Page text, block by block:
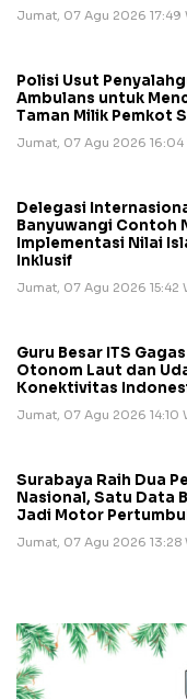
Jumat, 07 Agu 2026 17:49
Polisi Usut
Ambulans untuk
Taman Milik Pemkot
Jumat, 07 Agu 2026 16:04
Delegasi
Banyuwangi Contoh
Implementasi Nilai
Inklusif
Jumat, 07 Agu 2026 15:42
Guru Besar ITS
Otonom Laut dan
Konektivitas
Jumat, 07 Agu 2026 14:10
Surabaya Raih Dua
Nasional, Satu Data
Jadi Motor
Jumat, 07 Agu 2026 13:28